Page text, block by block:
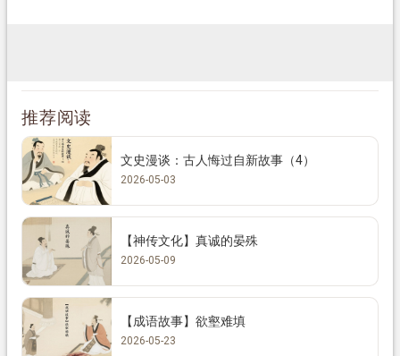
推荐阅读
文史漫谈：古人悔过自新故事（4）
2026-05-03
【神传文化】真诚的晏殊
2026-05-09
【成语故事】欲壑难填
2026-05-23